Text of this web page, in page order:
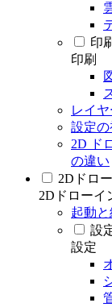
印
印刷
レイ
設定
2D ド
の違い
2Dドロ
2Dドローイ
起動と
設
設定